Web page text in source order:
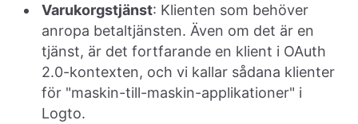
Varukorgstjänst: Klienten som behöver
anropa betaltjänsten. Även om det är en
tjänst, är det fortfarande en klient i OAuth
2.0-kontexten, och vi kallar sådana klienter
för "maskin-till-maskin-applikationer" i
Logto.